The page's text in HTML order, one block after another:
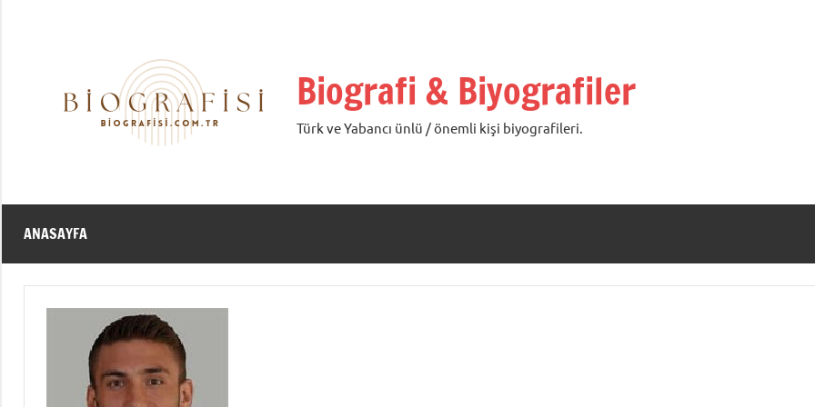
Biografi & Biyografiler
Türk ve Yabancı ünlü / önemli kişi biyografileri.
ANASAYFA